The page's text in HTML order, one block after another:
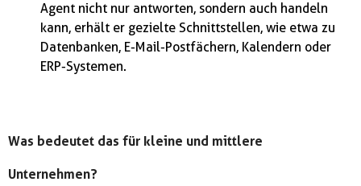
Agent nicht nur antworten, sondern auch handeln
kann, erhält er gezielte Schnittstellen, wie etwa zu
Datenbanken, E-Mail-Postfächern, Kalendern oder
ERP-Systemen.
Was bedeutet das für kleine und mittlere
Unternehmen?